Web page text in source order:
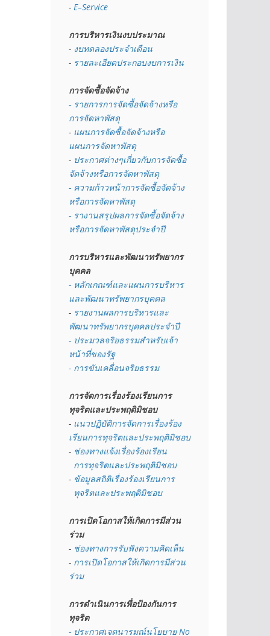
- E–Service
การบริหารเงินงบประมาณ
- งบทดลองประจำเดือน
- รายละเอียดประกอบงบการเงิน
การจัดซื้อจัดจ้าง
- รายการการจัดซื้อจัดจ้างหรือ
การจัดหาพัสดุ
- แผนการจัดซื้อจัดจ้างหรือ
แผนการจัดหาพัสดุ
- ประกาศต่างๆเกี่ยวกับการจัดซื้อ
จัดจ้างหรือการจัดหาพัสดุ
- ความก้าวหน้าการจัดซื้อจัดจ้าง
หรือการจัดหาพัสดุ
- รางานสรุปผลการจัดซื้อจัดจ้าง
หรือการจัดหาพัสดุประจำปี
การบริหารและพัฒนาทรัพยากร
บุคคล
- หลักเกณฑ์และแผนการบริหาร
และพัฒนาทรัพยากรบุคคล
- รายงานผลการบริหารและ
พัฒนาทรัพยากรบุคคลประจำปี
- ประมวลจริยธรรมสำหรับเจ้า
หน้าที่ของรัฐ
- การขับเคลื่อนจริยธรรม
การจัดการเรื่องร้องเรียนการ
ทุจริตและประพฤติมิชอบ
- แนวปฏิบัติการจัดการเรื่องร้อง
เรียนการทุจริตและประพฤติมิชอบ
- ช่องทางแจ้งเรื่องร้องเรียน
  การทุจริตและประพฤติมิชอบ
- ข้อมูลสถิติเรื่องร้องเรียนการ
  ทุจริตและประพฤติมิชอบ
การเปิดโอกาสให้เกิดการมีส่วน
ร่วม
- ช่องทางการรับฟังความคิดเห็น
- การเปิดโอกาสให้เกิดการมีส่วน
ร่วม
การดำเนินการเพื่อป้องกันการ
ทุจริต
- ประกาศเจตนารมณ์นโยบาย No